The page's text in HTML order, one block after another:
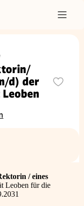
d) der
/ eines
Leoben für die